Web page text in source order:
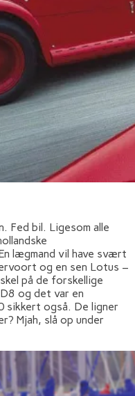
Fed bil. Ligesom alle
lægmand vil have svært
og en sen Lotus –
på de forskellige
og det var en
sikkert også. De ligner
Mjah, slå op under